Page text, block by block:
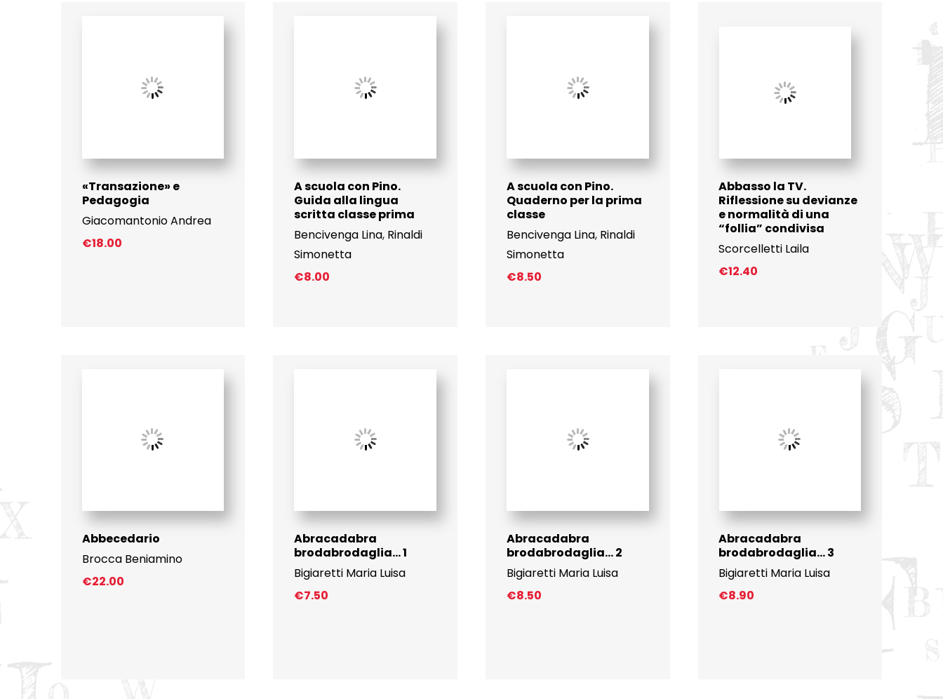
«Transazione­» e
Pedagogia
Giacomantonio Andrea
€18.00
A scuola con Pino.
Guida alla lingua
scritta classe prima
Bencivenga Lina, Rinaldi
Simonetta
€8.00
A scuola con Pino.
Quaderno per la prima
classe
Bencivenga Lina, Rinaldi
Simonetta
€8.50
Abbasso la TV.
Riflessione su devianze
e normalità di una
“follia” condivisa
Scorcelletti Laila
€12.40
Abbecedario
Brocca Beniamino
€22.00
Abracadabra
brodabrodaglia… 1
Bigiaretti Maria Luisa
€7.50
Abracadabra
brodabrodaglia… 2
Bigiaretti Maria Luisa
€8.50
Abracadabra
brodabrodaglia… 3
Bigiaretti Maria Luisa
€8.90